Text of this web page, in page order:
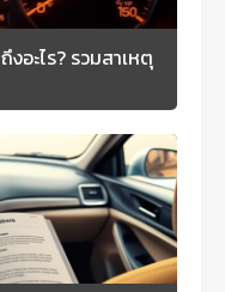
ะไร? รวมสาเหตุ